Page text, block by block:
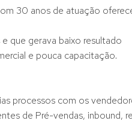
30 anos de atuação
que gerava baixo resultado
e pouca capacitação.
processos com os
de Pré-vendas, inbound,